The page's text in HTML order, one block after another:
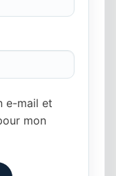
e-mail et
mon